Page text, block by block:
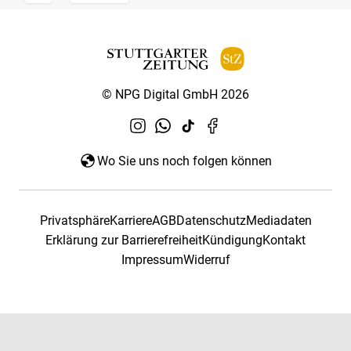
© NPG Digital GmbH 2026
Wo Sie uns noch folgen können
PrivatsphäreKarriereAGBDatenschutzMediadaten
Erklärung zur BarrierefreiheitKündigungKontakt
ImpressumWiderruf